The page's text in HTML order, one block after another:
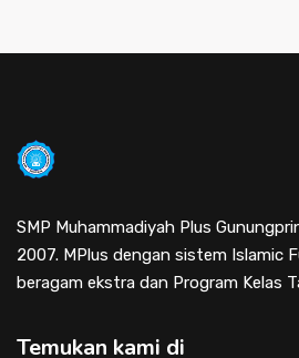
SMP Muhammadiyah Plus
2007. MPlus dengan sistem Islamic
beragam ekstra dan Program Kelas
Temukan kami di